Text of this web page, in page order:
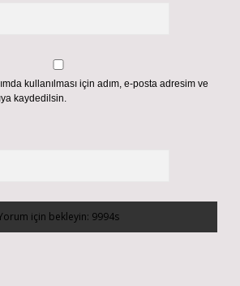
kullanılması için adım, e-posta adresim ve
kaydedilsin.